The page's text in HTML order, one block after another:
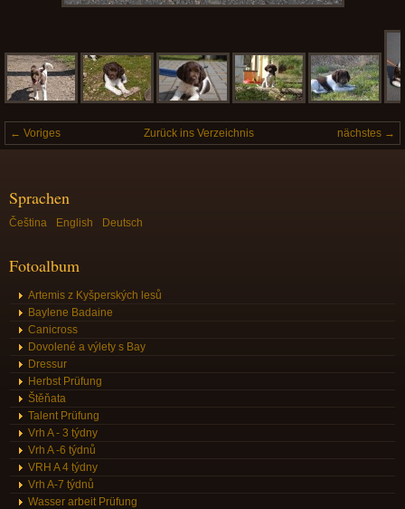
← Voriges nächstes →
Zurück ins Verzeichnis
Sprachen
Čeština English Deutsch
Fotoalbum
Artemis z Kyšperských lesů
Baylene Badaine
Canicross
Dovolené a výlety s Bay
Dressur
Herbst Prüfung
Štěňata
Talent Prüfung
Vrh A - 3 týdny
Vrh A -6 týdnů
VRH A 4 týdny
Vrh A-7 týdnů
Wasser arbeit Prüfung